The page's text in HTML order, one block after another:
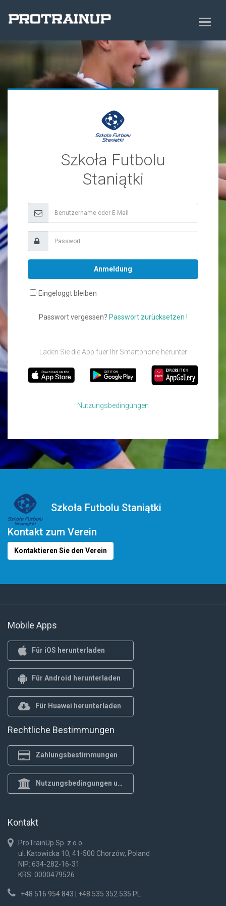
Szkoła Futbolu
Staniątki
Anmeldung
Eingeloggt bleiben
Passwort vergessen? Passwort zurücksetzen !
Laden Sie die App fuer Ihr Smartphone herunter
Nutzungsbedingungen
Szkoła Futbolu Staniątki
Kontakt zum Verein
Kontaktieren Sie den Verein
Mobile Apps
Für iOS herunterladen
Für Android herunterladen
Für Huawei herunterladen
Rechtliche Bestimmungen
Zahlungsbestimmungen
Nutzungsbedingungen und Datenschutzrichtlinie
Kontakt
ProTrainUp Sp. z o.o.
ul. Katowicka 10, 41-500 Chorzów, Poland
NIP: 634-282-16-31
KRS: 0000479526
+48 516 954 843 | +48 535 352 535 PL